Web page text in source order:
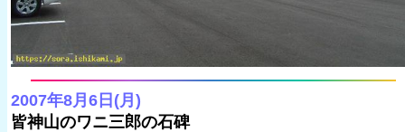
2007年8月6日(月)
皆神山のワニ三郎の石碑